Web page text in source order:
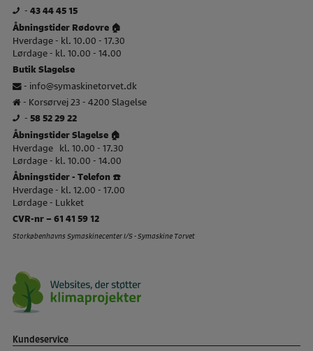
- 43 44 45 15
Åbningstider Rødovre 🏠
Hverdage - kl. 10.00 - 17.30
Lørdage - kl. 10.00 - 14.00
Butik Slagelse
- info@symaskinetorvet.dk
- Korsørvej 23 - 4200 Slagelse
- 58 52 29 22
Åbningstider Slagelse 🏠
Hverdage kl. 10.00 - 17.30
Lørdage - kl. 10.00 - 14.00
Åbningstider - Telefon ☎️
Hverdage - kl. 12.00 - 17.00
Lørdage - Lukket
CVR-nr – 61 41 59 12
Storkøbenhavns Symaskinecenter I/S - Symaskine Torvet
Kundeservice